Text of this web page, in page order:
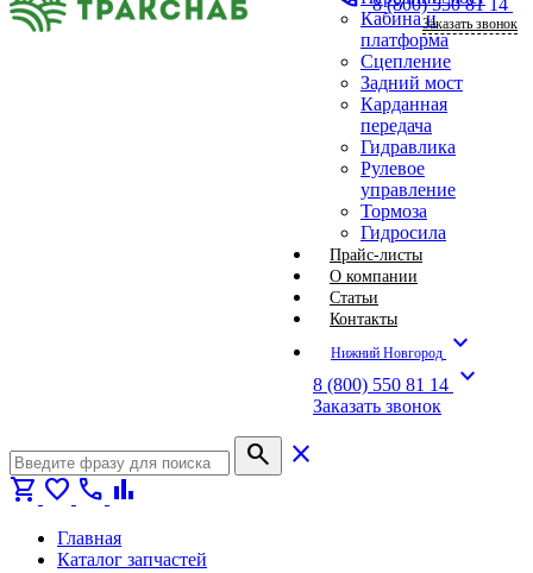
Кабина и
платформа
Сцепление
Задний мост
Карданная
передача
Гидравлика
Рулевое
управление
Тормоза
Гидросила
Прайс-листы
О компании
Статьи
Контакты
Нижний Новгород expand_more
8 (800) 550 81 14 expand_more
Заказать звонок
Заказать звонок
search
close
shopping_cart favorite call bar_chart
Главная
Каталог запчастей